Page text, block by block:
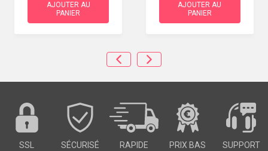
AJOUTER AU
PANIER
AJOUTER AU
PANIER
SSL SÉCURISÉ RAPIDE PRIX BAS SUPPORT